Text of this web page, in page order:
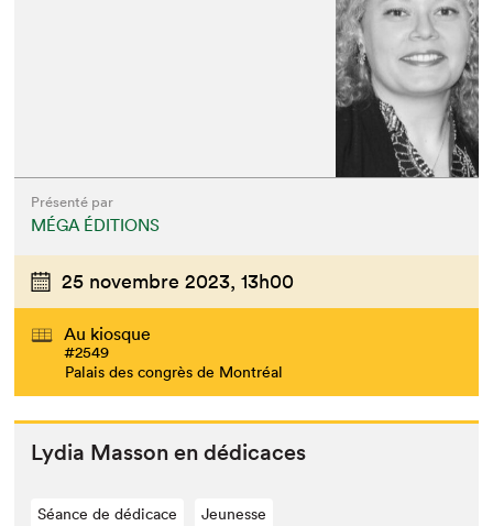
Présenté par
MÉGA ÉDITIONS
25 novembre 2023, 13h00
Au kiosque
#2549
Palais des congrès de Montréal
Lydia Mas­son en dédicaces
Séance de dédicace Jeunesse